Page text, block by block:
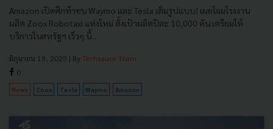
Amazon เปิดศึกท้าชน Waymo และ Tesla เต็มรูปแบบ! เผยโฉมโรงงาน
ผลิต Zoox Robotaxi แห่งใหม่ ตั้งเป้าผลิตปีละ 10,000 คัน เตรียมให้
บริการในสหรัฐฯ เร็วๆ นี้...
มิถุนายน 19, 2025 | By Techsauce Team
0
News Zoox Tesla Waymo Amazon